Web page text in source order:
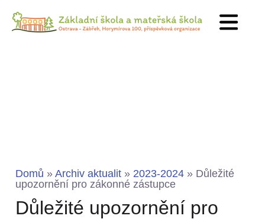
Domů » Archiv aktualit » 2023-2024 » Důležité
upozornění pro zákonné zástupce
Důležité upozornění pro